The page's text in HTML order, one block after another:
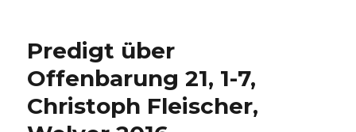
Predigt über
Offenbarung 21, 1-7,
Christoph Fleischer,